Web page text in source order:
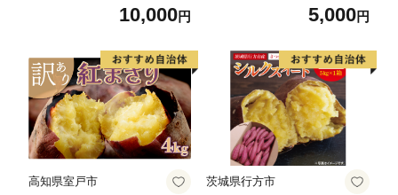
行予約 行方台地 さつまい
10,000円
さつま芋 野菜 サツマイモ
5,000円
高知県室戸市 茨城県行方市